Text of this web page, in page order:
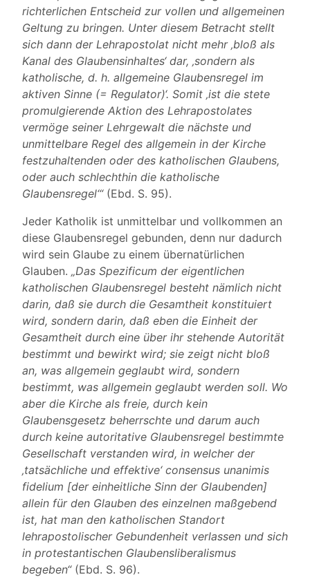
richterlichen Entscheid zur vollen und allgemeinen
Geltung zu bringen. Unter diesem Betracht stellt
sich dann der Lehrapostolat nicht mehr ‚bloß als
Kanal des Glaubensinhaltes‘ dar, ‚sondern als
katholische, d. h. allgemeine Glaubensregel im
aktiven Sinne (= Regulator)‘. Somit ‚ist die stete
promulgierende Aktion des Lehrapostolates
vermöge seiner Lehrgewalt die nächste und
unmittelbare Regel des allgemein in der Kirche
festzuhaltenden oder des katholischen Glaubens,
oder auch schlechthin die katholische
Glaubensregel‘“(Ebd. S. 95).
Jeder Katholik ist unmittelbar und vollkommen an
diese Glaubensregel gebunden, denn nur dadurch
wird sein Glaube zu einem übernatürlichen
Glauben. „Das Spezificum der eigentlichen
katholischen Glaubensregel besteht nämlich nicht
darin, daß sie durch die Gesamtheit konstituiert
wird, sondern darin, daß eben die Einheit der
Gesamtheit durch eine über ihr stehende Autorität
bestimmt und bewirkt wird; sie zeigt nicht bloß
an, was allgemein geglaubt wird, sondern
bestimmt, was allgemein geglaubt werden soll. Wo
aber die Kirche als freie, durch kein
Glaubensgesetz beherrschte und darum auch
durch keine autoritative Glaubensregel bestimmte
Gesellschaft verstanden wird, in welcher der
‚tatsächliche und effektive‘ consensus unanimis
fidelium [der einheitliche Sinn der Glaubenden]
allein für den Glauben des einzelnen maßgebend
ist, hat man den katholischen Standort
lehrapostolischer Gebundenheit verlassen und sich
in protestantischen Glaubensliberalismus
begeben“(Ebd. S. 96).